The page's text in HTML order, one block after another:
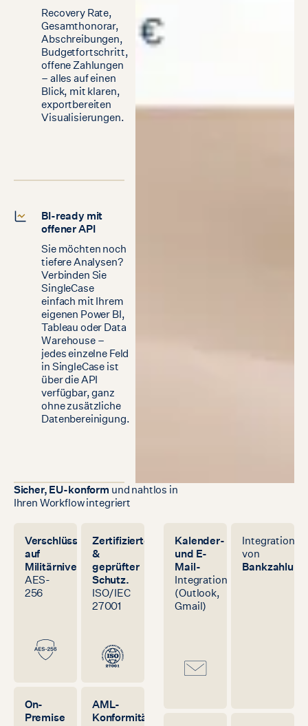
Recovery Rate,
Gesamthonorar,
Abschreibungen,
Budgetfortschritt,
offene Zahlungen
– alles auf einen
Blick, mit klaren,
exportbereiten
Visualisierungen.
BI-ready mit
offener API
Sie möchten noch
tiefere Analysen?
Verbinden Sie
SingleCase
einfach mit Ihrem
eigenen Power BI,
Tableau oder Data
Warehouse –
jedes einzelne Feld
in SingleCase ist
über die API
verfügbar, ganz
ohne zusätzliche
Datenbereinigung.
Sicher, EU-konform und nahtlos in
Ihren Workflowintegriert
Verschlüsselung
auf
Militärniveau.
AES-
256
Zertifizierter
&
geprüfter
Schutz.
ISO/IEC
27001
On-
Premise
AML-
Konformität
Kalender-
und E-
Mail-
Integration
(Outlook,
Gmail)
Integration
von